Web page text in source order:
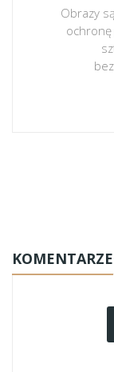
Obrazy
KOMENTARZE